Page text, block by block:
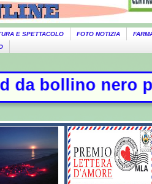
E SPETTACOLO FOTO NOTIZIA
- Il